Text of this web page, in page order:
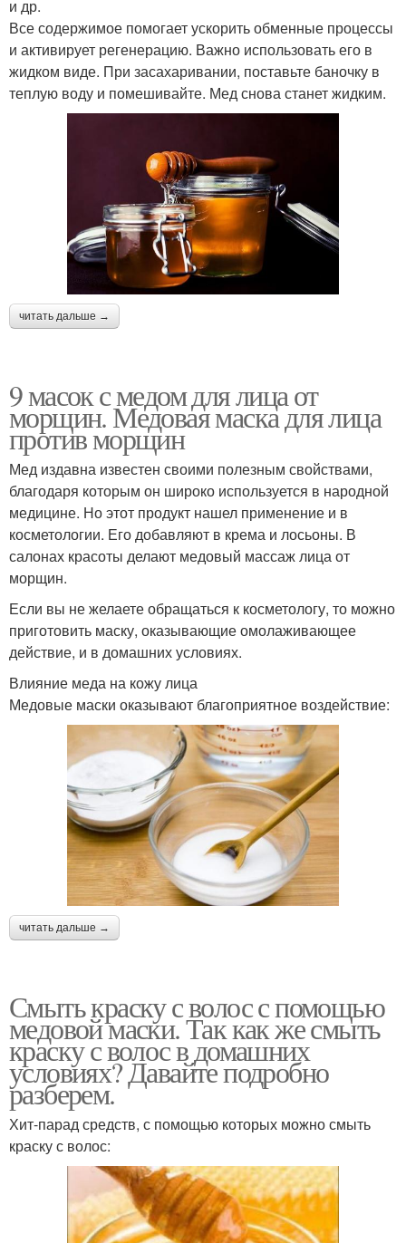
и др.
Все содержимое помогает ускорить обменные процессы
и активирует регенерацию. Важно использовать его в
жидком виде. При засахаривании, поставьте баночку в
теплую воду и помешивайте. Мед снова станет жидким.
читать дальше →
9 масок с медом для лица от
морщин. Медовая маска для лица
против морщин
Мед издавна известен своими полезным свойствами,
благодаря которым он широко используется в народной
медицине. Но этот продукт нашел применение и в
косметологии. Его добавляют в крема и лосьоны. В
салонах красоты делают медовый массаж лица от
морщин.
Если вы не желаете обращаться к косметологу, то можно
приготовить маску, оказывающие омолаживающее
действие, и в домашних условиях.
Влияние меда на кожу лица
Медовые маски оказывают благоприятное воздействие:
читать дальше →
Смыть краску с волос с помощью
медовой маски. Так как же смыть
краску с волос в домашних
условиях? Давайте подробно
разберем.
Хит-парад средств, с помощью которых можно смыть
краску с волос: